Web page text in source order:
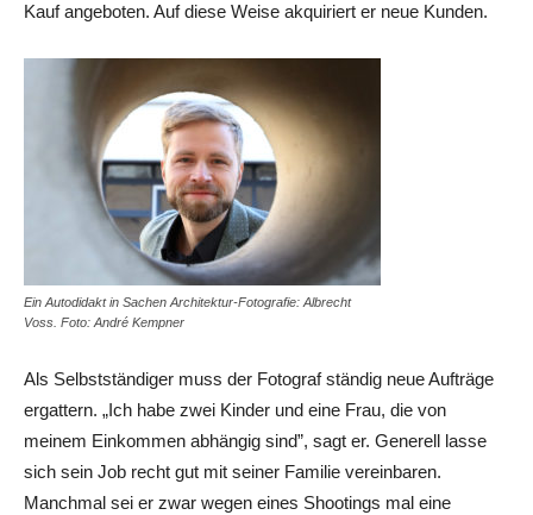
Kauf angeboten. Auf diese Weise akquiriert er neue Kunden.
Ein Autodidakt in Sachen Architektur-Fotografie: Albrecht
Voss. Foto: André Kempner
Als Selbstständiger muss der Fotograf ständig neue Aufträge
ergattern. „Ich habe zwei Kinder und eine Frau, die von
meinem Einkommen abhängig sind”, sagt er. Generell lasse
sich sein Job recht gut mit seiner Familie vereinbaren.
Manchmal sei er zwar wegen eines Shootings mal eine